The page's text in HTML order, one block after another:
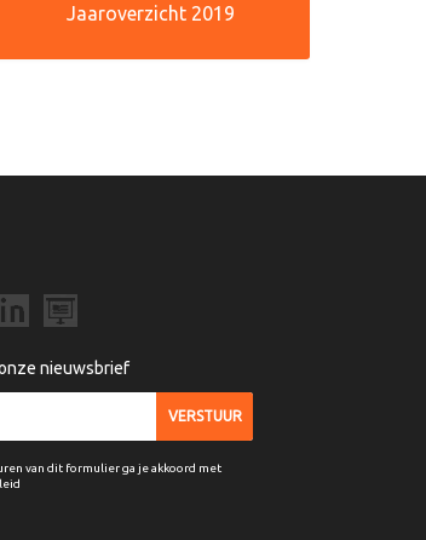
Jaaroverzicht 2019
nieuwsbrief
van dit formulier ga je akkoord met